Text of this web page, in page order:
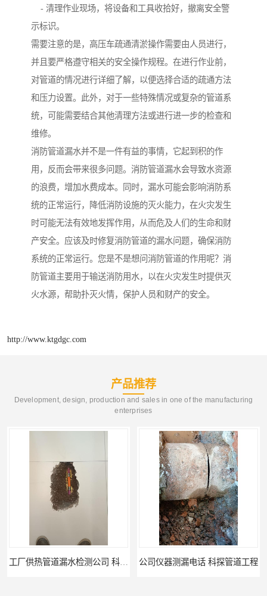
- 清理作业现场，将设备和工具收拾好，撤离安全警
示标识。
需要注意的是，高压车疏通清淤操作需要由人员进行，
并且要严格遵守相关的安全操作规程。在进行作业前，
对管道的情况进行详细了解，以便选择合适的疏通方法
和压力设置。此外，对于一些特殊情况或复杂的管道系
统，可能需要结合其他清理方法或进行进一步的检查和
维修。
消防管道漏水并不是一件有益的事情，它起到积的作
用，反而会带来很多问题。消防管道漏水会导致水资源
的浪费，增加水费成本。同时，漏水可能会影响消防系
统的正常运行，降低消防设施的灭火能力，在火灾发生
时可能无法有效地发挥作用，从而危及人们的生命和财
产安全。应该及时修复消防管道的漏水问题，确保消防
系统的正常运行。您是不是想问消防管道的作用呢？消
防管道主要用于输送消防用水，以在火灾发生时提供灭
火水源，帮助扑灭火情，保护人员和财产的安全。
http://www.ktgdgc.com
产品推荐
Development, design, production and sales in one of the manufacturing
enterprises
公司仪器测漏电话 科探管道工程 工厂管道工程 科探管道工程